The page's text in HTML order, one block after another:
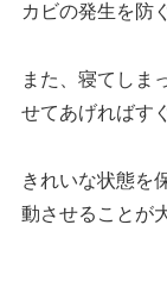
カビの発生を防
また、寝てしま
せてあげればす
きれいな状態を
動させることが